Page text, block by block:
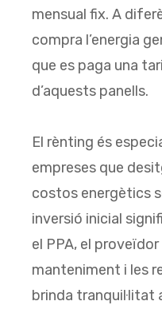
mensual fix. A
compra l’energia
que es paga una
d’aquests panells.
El rènting és
empreses que
costos energètics
inversió inicial
el PPA, el
manteniment i les
brinda tranquil·litat